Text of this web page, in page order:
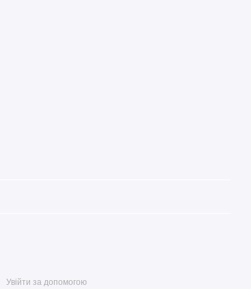
Увійти за допомогою